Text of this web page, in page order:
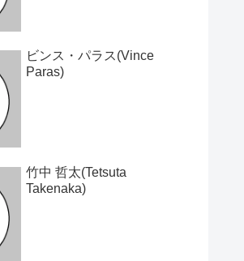
ビンス・パラス(Vince
Paras)
竹中 哲太(Tetsuta
Takenaka)